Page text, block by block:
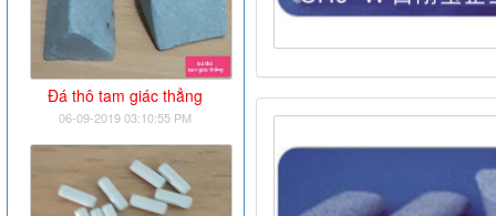
Đá thô tam giác thẳng
06-09-2019 03:10:55 PM